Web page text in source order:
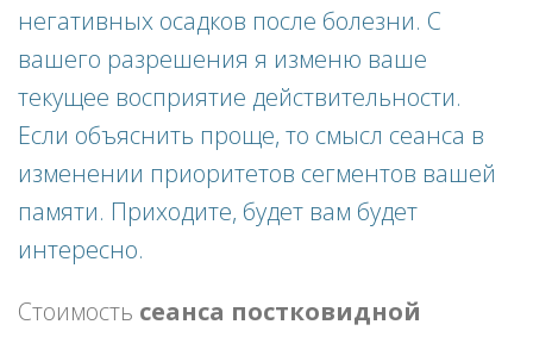
негативных осадков после болезни. С
вашего разрешения я изменю ваше
текущее восприятие действительности.
Если объяснить проще, то смысл сеанса в
изменении приоритетов сегментов вашей
памяти. Приходите, будет вам будет
интересно.
Стоимость сеанса постковидной